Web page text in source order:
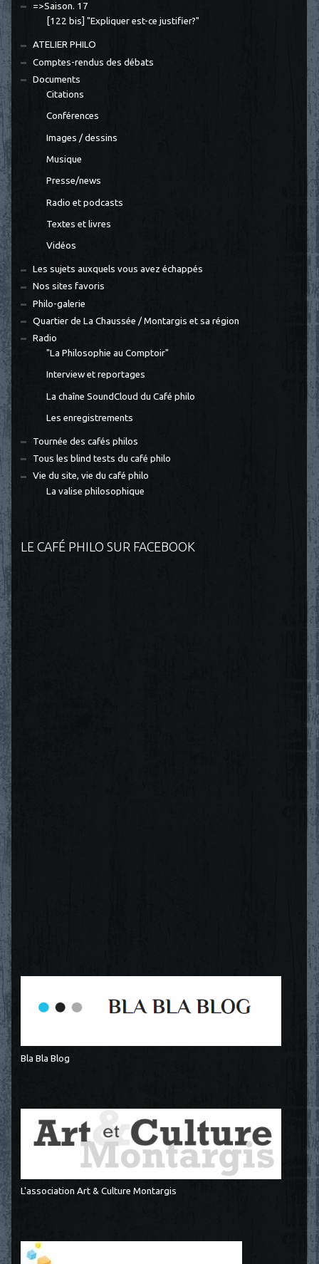
=>Saison. 17
[122 bis] "Expliquer est-ce justifier?"
ATELIER PHILO
Comptes-rendus des débats
Documents
Citations
Conférences
Images / dessins
Musique
Presse/news
Radio et podcasts
Textes et livres
Vidéos
Les sujets auxquels vous avez échappés
Nos sites favoris
Philo-galerie
Quartier de La Chaussée / Montargis et sa région
Radio
"La Philosophie au Comptoir"
Interview et reportages
La chaîne SoundCloud du Café philo
Les enregistrements
Tournée des cafés philos
Tous les blind tests du café philo
Vie du site, vie du café philo
La valise philosophique
LE CAFÉ PHILO SUR FACEBOOK
Bla Bla Blog
L'association Art & Culture Montargis